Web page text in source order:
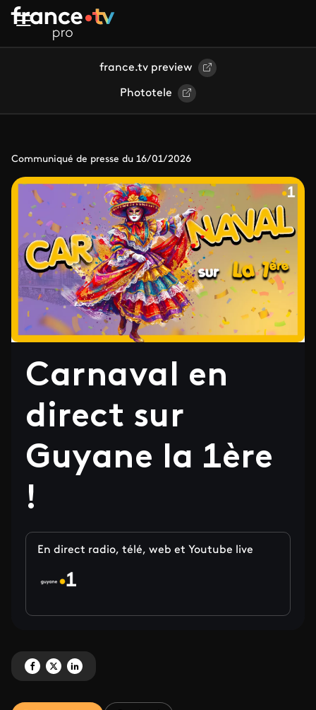
Aller au contenu principal
france.tv preview
Phototele
Communiqué de presse du 16/01/2026
Carnaval en
direct sur
Guyane la 1ère
!
En direct radio, télé, web et Youtube live
Partagez 'Carnaval en direct sur Guyane la 1ère !' sur Facebook
Partagez 'Carnaval en direct sur Guyane la 1ère !' sur X
Partagez 'Carnaval en direct sur Guyane la 1ère !' sur LinkedIn